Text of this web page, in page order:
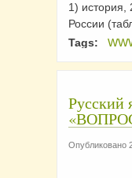
1) история,
России
Tags:
Русский
Опубликовано